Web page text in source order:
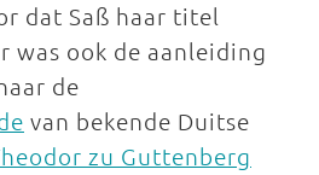
dat Saß haar titel
was ook de aanleiding
de
van bekende Duitse
zu Guttenberg